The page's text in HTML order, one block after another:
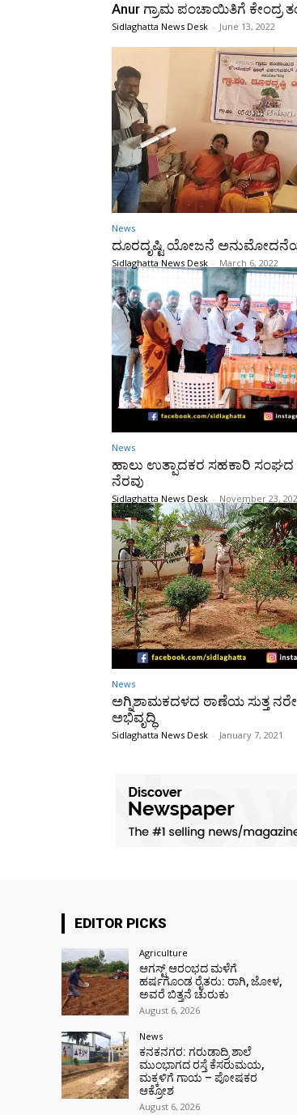
Anur ಗ್ರಾಮ ಪಂಚಾಯಿತಿಗೆ ಕೇಂದ್ರ
Sidlaghatta News Desk - June 13, 2022
News
ದೂರದೃಷ್ಟಿ ಯೋಜನೆ
Sidlaghatta News Desk - March 6, 2022
News
ಹಾಲು ಉತ್ಪಾದಕರ ಸಹಕಾರಿ ಸಂಘದ
ನೆರವು
Sidlaghatta News Desk - November 23,
News
ಅಗ್ನಿಶಾಮಕದಳದ ಠಾಣೆಯ ಸುತ್ತ
ಅಭಿವೃದ್ಧಿ
Sidlaghatta News Desk - January 7, 2021
EDITOR PICKS
Agriculture
ಆಗಸ್ಟ್ ಆರಂಭದ ಮಳೆಗೆ
ಹರ್ಷಗೊಂಡ ರೈತರು: ರಾಗಿ, ಜೋಳ,
ಅವರೆ ಬಿತ್ತನೆ ಚುರುಕು
August 6, 2026
News
ಕನಕನಗರ: ಗರುಡಾದ್ರಿ ಶಾಲೆ
ಮುಂಭಾಗದ ರಸ್ತೆ ಕೆಸರುಮಯ,
ಮಕ್ಕಳಿಗೆ ಗಾಯ – ಪೋಷಕರ
ಆಕ್ರೋಶ
August 6, 2026